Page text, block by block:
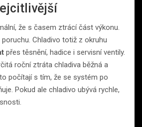
že s časem ztrácí část výkonu.
Chladivo totiž z okruhu
přes těsnění, hadice i servisní ventily.
roční ztráta chladiva běžná a
počítají s tím, že se systém po
Pokud ale chladivo ubývá rychle,